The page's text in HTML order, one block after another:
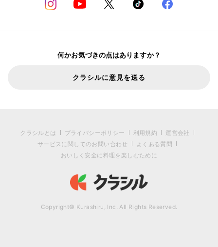
何かお気づきの点はありますか？
クラシルに意見を送る
クラシルとは プライバシーポリシー 利用規約
運営会社
サービスに関してのお問い合わせ
よくある質問
おいしく安全に料理を楽しむために
Copyright© Kurashiru, Inc. All Rights Reserved.